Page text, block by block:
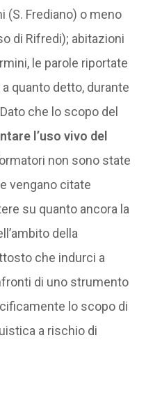
(S. Frediano) o meno
di Rifredi); abitazioni
le parole riportate
quanto detto, durante
che lo scopo del
l’uso vivo del
non sono state
vengano citate
su quanto ancora la
della
che indurci a
di uno strumento
lo scopo di
a rischio di